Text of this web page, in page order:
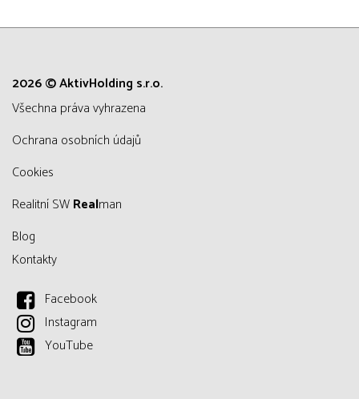
2026 © AktivHolding s.r.o.
všechna práva vyhrazena
Ochrana osobních údajů
Cookies
Realitní SWRealman
Blog
Kontakty
Facebook
Instagram
YouTube